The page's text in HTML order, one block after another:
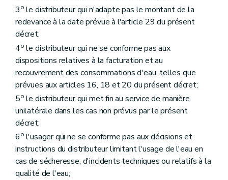
3o le distributeur qui n'adapte pas le montant de la
redevance à la date prévue à l'article 29 du présent
décret;
4o le distributeur qui ne se conforme pas aux
dispositions relatives à la facturation et au
recouvrement des consommations d'eau, telles que
prévues aux articles 16, 18 et 20 du présent décret;
5o le distributeur qui met fin au service de manière
unilatérale dans les cas non prévus par le présent
décret;
6o l'usager qui ne se conforme pas aux décisions et
instructions du distributeur limitant l'usage de l'eau en
cas de sécheresse, d'incidents techniques ou relatifs à la
qualité de l'eau;